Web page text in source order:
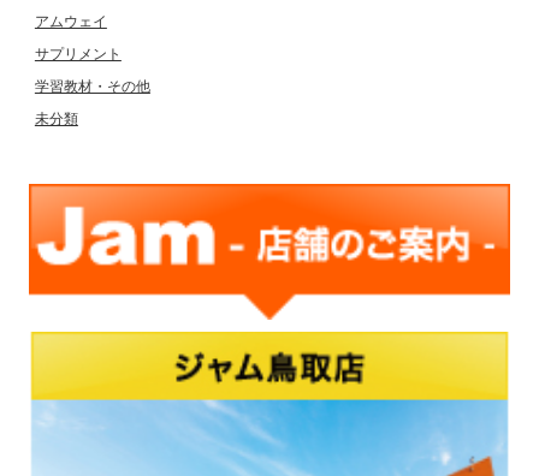
アムウェイ
サプリメント
学習教材・その他
未分類